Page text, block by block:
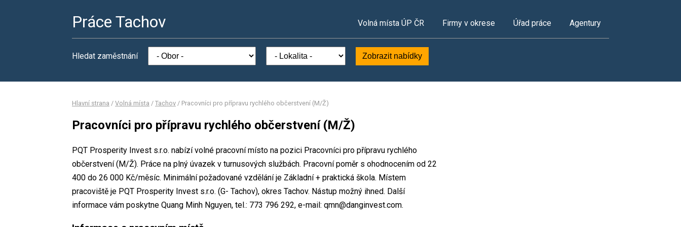
Práce Tachov Volná místa ÚP ČR Firmy v okrese Úřad práce Agentury
Hledat zaměstnání Zobrazit nabídky
Hlavní strana / Volná místa / Tachov / Pracovníci pro přípravu rychlého občerstvení (M/Ž)
Pracovníci pro přípravu rychlého občerstvení (M/Ž)
PQT Prosperity Invest s.r.o. nabízí volné pracovní místo na pozici Pracovníci pro přípravu rychlého
občerstvení (M/Ž). Práce na plný úvazek v turnusových službách. Pracovní poměr s ohodnocením od 22
400 do 26 000 Kč/měsíc. Minimální požadované vzdělání je Základní + praktická škola. Místem
pracoviště je PQT Prosperity Invest s.r.o. (G- Tachov), okres Tachov. Nástup možný ihned. Další
informace vám poskytne Quang Minh Nguyen, tel.: 773 796 292, e-mail: qmn@danginvest.com.